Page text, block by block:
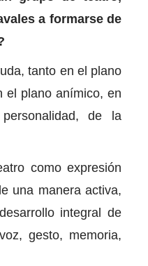
a formarse de
tanto en el plano
el plano anímico, en
de la
como expresión
una manera activa,
integral de
gesto, memoria,